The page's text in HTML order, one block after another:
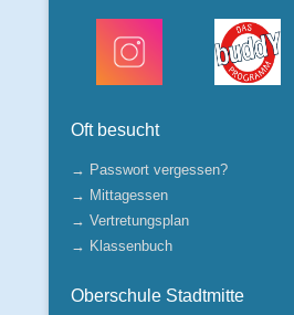
Oft besucht
→ Passwort vergessen?
→ Mittagessen
→ Vertretungsplan
→ Klassenbuch
Oberschule Stadtmitte